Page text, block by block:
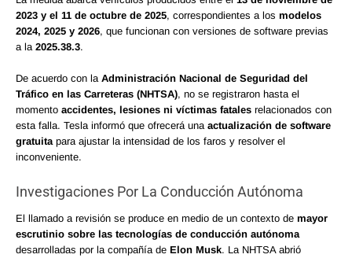
2023 y el 11 de octubre de 2025, correspondientes a los modelos
2024, 2025 y 2026, que funcionan con versiones de software previas
a la 2025.38.3.
De acuerdo con la Administración Nacional de Seguridad del
Tráfico en las Carreteras (NHTSA), no se registraron hasta el
momento accidentes, lesiones ni víctimas fatales relacionados con
esta falla. Tesla informó que ofrecerá una actualización de software
gratuita para ajustar la intensidad de los faros y resolver el
inconveniente.
Investigaciones Por La Conducción Autónoma
El llamado a revisión se produce en medio de un contexto de mayor
escrutinio sobre las tecnologías de conducción autónoma
desarrolladas por la compañía de Elon Musk. La NHTSA abrió